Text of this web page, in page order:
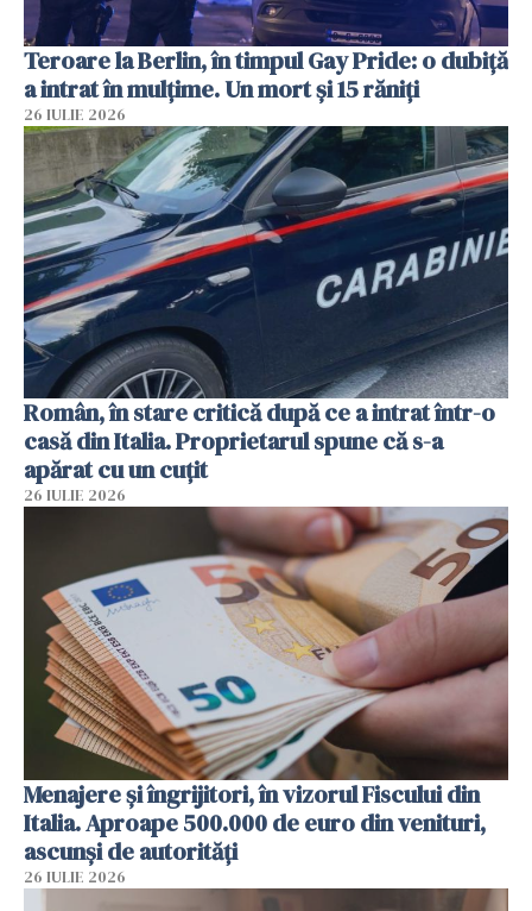
Teroare la Berlin, în timpul Gay Pride: o dubiță
a intrat în mulțime. Un mort și 15 răniți
26 IULIE 2026
Român, în stare critică după ce a intrat într-o
casă din Italia. Proprietarul spune că s-a
apărat cu un cuțit
26 IULIE 2026
Menajere și îngrijitori, în vizorul Fiscului din
Italia. Aproape 500.000 de euro din venituri,
ascunși de autorități
26 IULIE 2026